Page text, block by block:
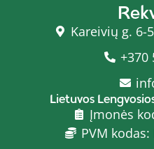
Kareivių g. 6-
+370
Lietuvos
Įmonės
PVM kodas: